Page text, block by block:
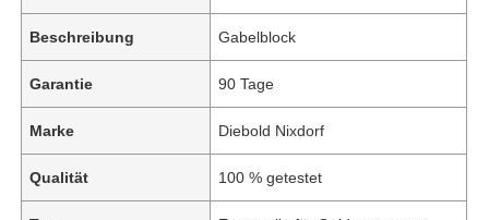
Beschreibung Gabelblock
Garantie 90 Tage
Marke Diebold Nixdorf
Qualität 100 % getestet